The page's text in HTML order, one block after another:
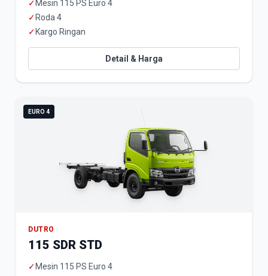
✓ Mesin 115 PS Euro 4
✓ Roda 4
✓ Kargo Ringan
Detail & Harga
EURO 4
DUTRO
115 SDR STD
✓ Mesin 115 PS Euro 4